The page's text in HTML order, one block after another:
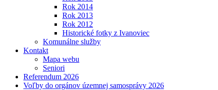
Rok 2014
Rok 2013
Rok 2012
Historické fotky z Ivanoviec
Komunálne služby
Kontakt
Mapa webu
Seniori
Referendum 2026
Voľby do orgánov územnej samosprávy 2026